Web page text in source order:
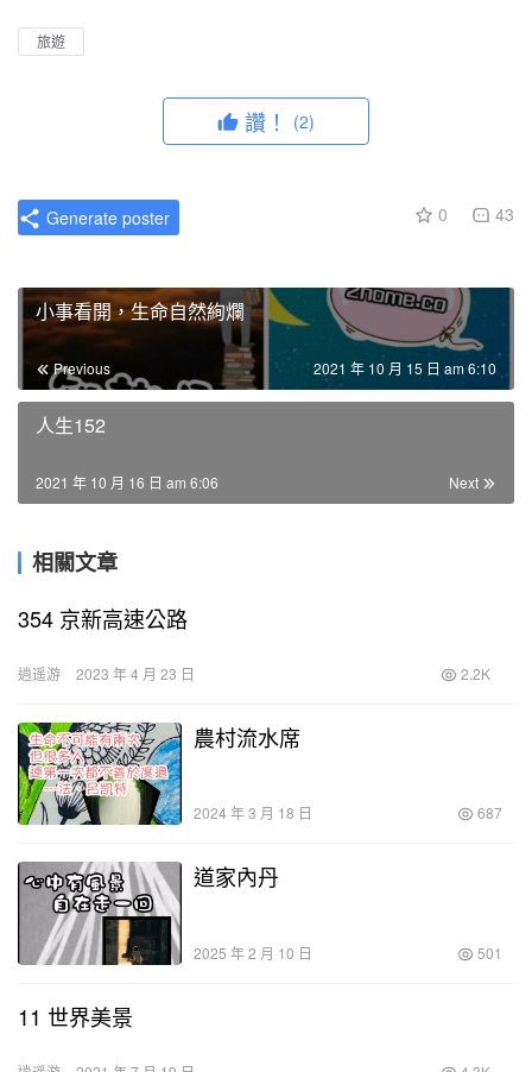
a
c
e
e
旅遊
讚！ (2)
0 43
Generate poster
小事看開，生命自然絢爛
Previous 2021 年 10 月 15 日 am 6:10
人生152
Next
2021 年 10 月 16 日 am 6:06
相關文章
354 京新高速公路
逍遥游 2023 年 4 月 23 日 2.2K
農村流水席
2024 年 3 月 18 日 687
道家內丹
2025 年 2 月 10 日 501
11 世界美景